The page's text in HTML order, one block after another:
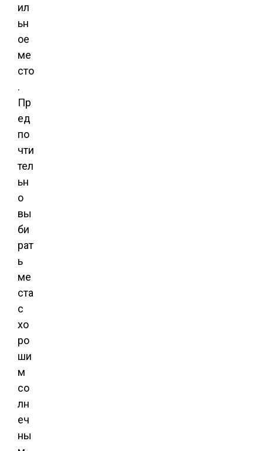
ил
ьн
ое
ме
сто
.
Пр
ед
по
чти
тел
ьн
о
вы
би
рат
ь
ме
ста
с
хо
ро
ши
м
со
лн
еч
ны